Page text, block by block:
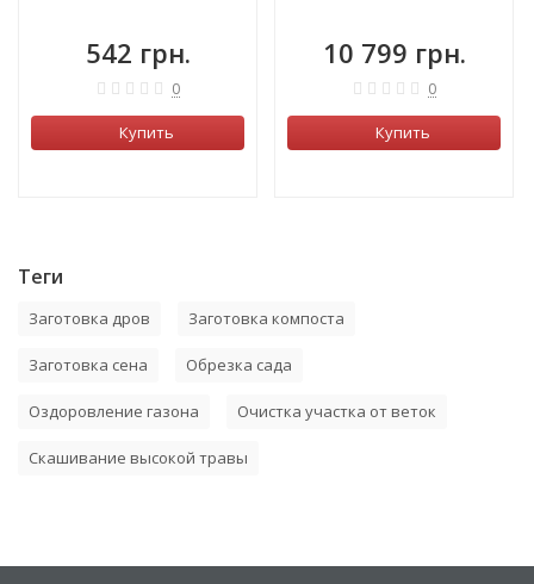
542 грн.
0
Купить
10 799 грн.
0
Купить
Теги
Заготовка дров Заготовка компоста
Заготовка сена Обрезка сада
Оздоровление газона Очистка участка от веток
Скашивание высокой травы